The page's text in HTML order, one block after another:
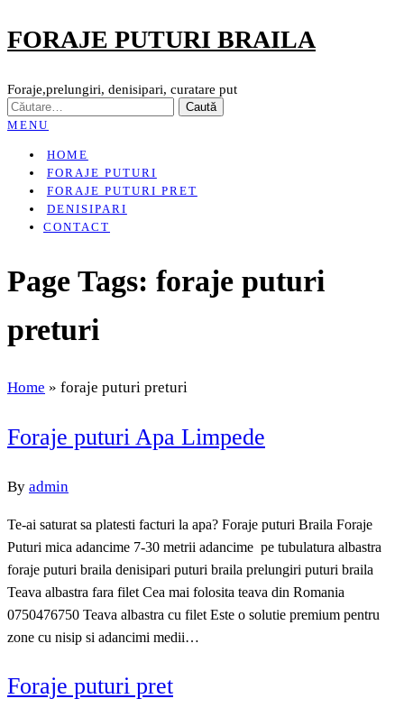
Skip
the
content
FORAJE PUTURI BRAILA
Foraje,prelungiri, denisipari, curatare put
CAUTĂ
DUPĂ:
MENU
HOME
FORAJE PUTURI
FORAJE PUTURI PRET
DENISIPARI
CONTACT
Page Tags: foraje puturi
preturi
Home » foraje puturi preturi
Foraje puturi Apa Limpede
By admin
Te-ai saturat sa platesti facturi la apa? Foraje puturi Braila Foraje
Puturi mica adancime 7-30 metrii adancime pe tubulatura albastra
foraje puturi braila denisipari puturi braila prelungiri puturi braila
Teava albastra fara filet Cea mai folosita teava din Romania
0750476750 Teava albastra cu filet Este o solutie premium pentru
zone cu nisip si adancimi medii…
Foraje puturi pret